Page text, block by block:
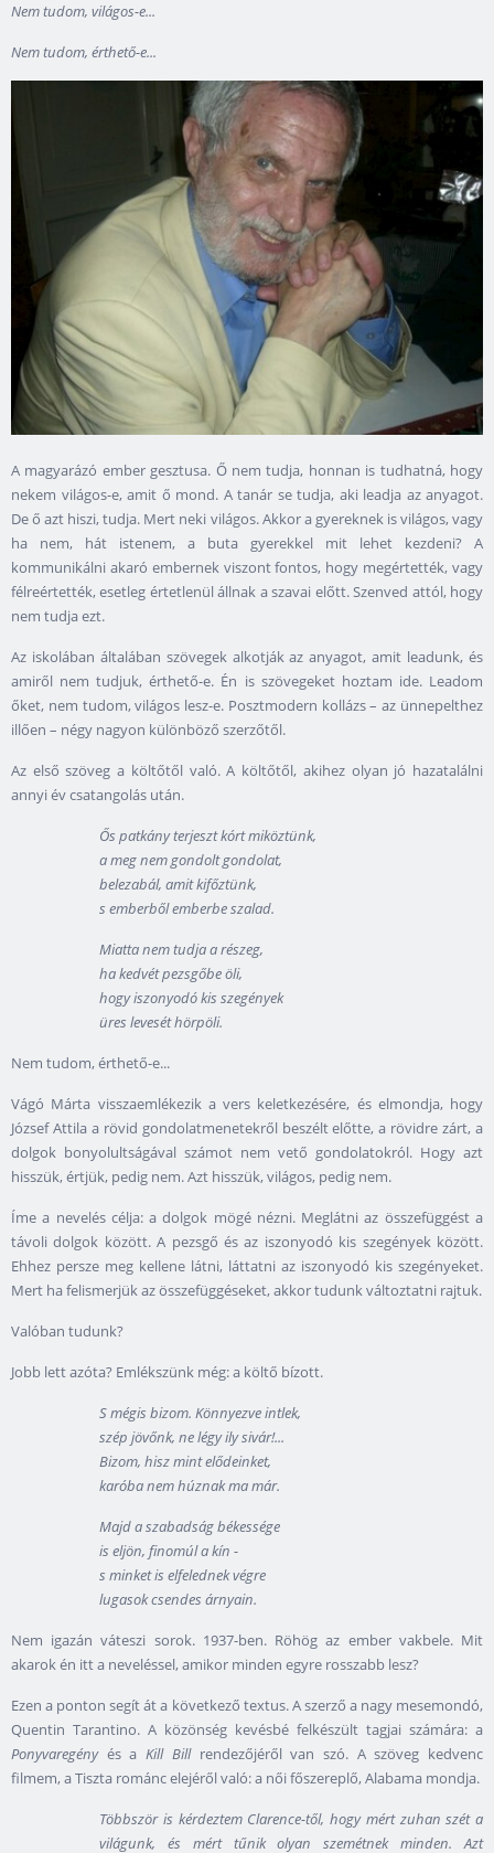
Nem tudom, világos-e...
Nem tudom, érthető-e...
A magyarázó ember gesztusa. Ő nem tudja, honnan is tudhatná, hogy
nekem világos-e, amit ő mond. A tanár se tudja, aki leadja az anyagot.
De ő azt hiszi, tudja. Mert neki világos. Akkor a gyereknek is világos, vagy
ha nem, hát istenem, a buta gyerekkel mit lehet kezdeni? A
kommunikálni akaró embernek viszont fontos, hogy megértették, vagy
félreértették, esetleg értetlenül állnak a szavai előtt. Szenved attól, hogy
nem tudja ezt.
Az iskolában általában szövegek alkotják az anyagot, amit leadunk, és
amiről nem tudjuk, érthető-e. Én is szövegeket hoztam ide. Leadom
őket, nem tudom, világos lesz-e. Posztmodern kollázs – az ünnepelthez
illően – négy nagyon különböző szerzőtől.
Az első szöveg a költőtől való. A költőtől, akihez olyan jó hazatalálni
annyi év csatangolás után.
Ős patkány terjeszt kórt miköztünk,
a meg nem gondolt gondolat,
belezabál, amit kifőztünk,
s emberből emberbe szalad.
Miatta nem tudja a részeg,
ha kedvét pezsgőbe öli,
hogy iszonyodó kis szegények
üres levesét hörpöli.
Nem tudom, érthető-e...
Vágó Márta visszaemlékezik a vers keletkezésére, és elmondja, hogy
József Attila a rövid gondolatmenetekről beszélt előtte, a rövidre zárt, a
dolgok bonyolultságával számot nem vető gondolatokról. Hogy azt
hisszük, értjük, pedig nem. Azt hisszük, világos, pedig nem.
Íme a nevelés célja: a dolgok mögé nézni. Meglátni az összefüggést a
távoli dolgok között. A pezsgő és az iszonyodó kis szegények között.
Ehhez persze meg kellene látni, láttatni az iszonyodó kis szegényeket.
Mert ha felismerjük az összefüggéseket, akkor tudunk változtatni rajtuk.
Valóban tudunk?
Jobb lett azóta? Emlékszünk még: a költő bízott.
S mégis bizom. Könnyezve intlek,
szép jövőnk, ne légy ily sivár!...
Bizom, hisz mint elődeinket,
karóba nem húznak ma már.
Majd a szabadság békessége
is eljön, finomúl a kín -
s minket is elfelednek végre
lugasok csendes árnyain.
Nem igazán váteszi sorok. 1937-ben. Röhög az ember vakbele. Mit
akarok én itt a neveléssel, amikor minden egyre rosszabb lesz?
Ezen a ponton segít át a következő textus. A szerző a nagy mesemondó,
Quentin Tarantino. A közönség kevésbé felkészült tagjai számára: a
Ponyvaregény és aKill Billrendezőjéről van szó. A szöveg kedvenc
filmem, a Tiszta románc elejéről való: a női főszereplő, Alabama mondja.
Többször is kérdeztem Clarence-től, hogy mért zuhan szét a
világunk, és mért tűnik olyan szemétnek minden. Azt